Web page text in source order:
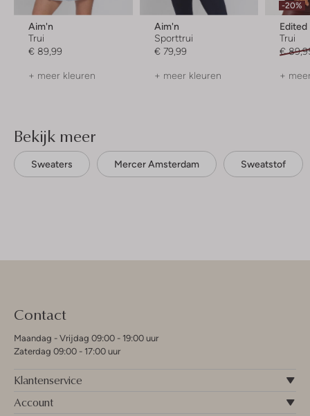
Aim'n
Trui
€ 89,99
+ meer kleuren
Aim'n
Sporttrui
€ 79,99
+ meer kleuren
-20%
Edited
Trui
€
+
Bekijk meer
Sweaters Mercer Amsterdam Sweatstof
Contact
Maandag - Vrijdag 09:00 - 19:00 uur
Zaterdag 09:00 - 17:00 uur
Klantenservice
Account